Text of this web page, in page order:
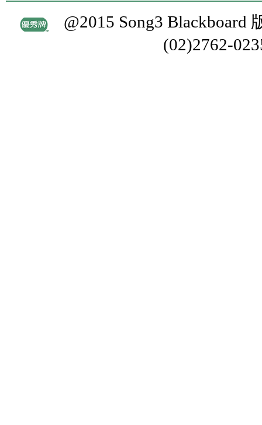
@2015 Song3 Blackboard
(02)2762-